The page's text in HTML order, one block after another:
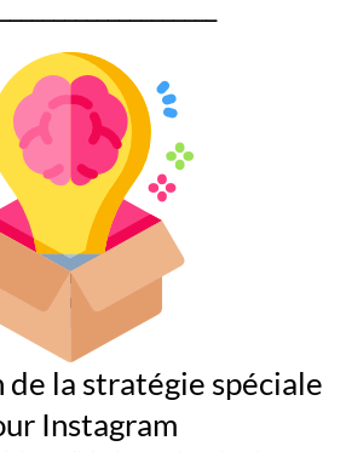
la stratégie spéciale
Instagram